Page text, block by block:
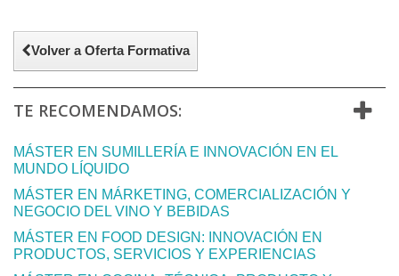
Volver a Oferta Formativa
TE RECOMENDAMOS:
MÁSTER EN SUMILLERÍA E INNOVACIÓN EN EL
MUNDO LÍQUIDO
MÁSTER EN MÁRKETING, COMERCIALIZACIÓN Y
NEGOCIO DEL VINO Y BEBIDAS
MÁSTER EN FOOD DESIGN: INNOVACIÓN EN
PRODUCTOS, SERVICIOS Y EXPERIENCIAS